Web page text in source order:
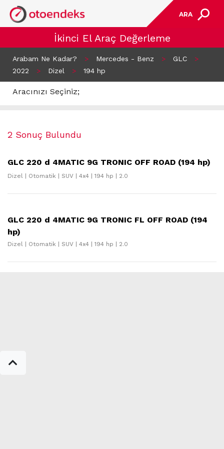
ARA
İkinci El Araç Değerleme
Arabam Ne Kadar? > Mercedes - Benz > GLC
>
2022
> Dizel > 194 hp
Aracınızı Seçiniz;
2 Sonuç Bulundu
GLC 220 d 4MATIC 9G TRONIC OFF ROAD (194 hp)
Dizel | Otomatik | SUV | 4x4 | 194 hp | 2.0
GLC 220 d 4MATIC 9G TRONIC FL OFF ROAD (194
hp)
Dizel | Otomatik | SUV | 4x4 | 194 hp | 2.0